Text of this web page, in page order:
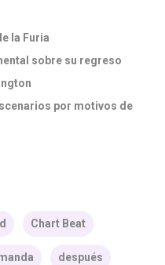
la Furia
sobre su regreso
por motivos de
Chart Beat
después